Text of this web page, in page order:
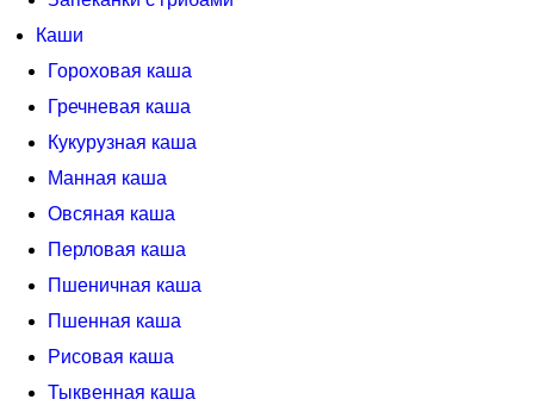
Каши
Гороховая каша
Гречневая каша
Кукурузная каша
Манная каша
Овсяная каша
Перловая каша
Пшеничная каша
Пшенная каша
Рисовая каша
Тыквенная каша